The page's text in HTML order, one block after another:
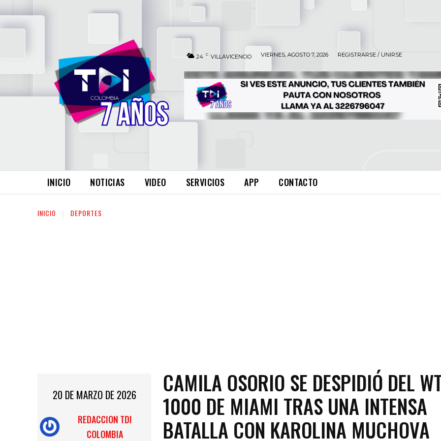
24 C VILLAVICENCIO VIERNES, AGOSTO 7, 2026 REGISTRARSE / UNIRSE
INICIO NOTICIAS VIDEO SERVICIOS APP CONTACTO
INICIO DEPORTES
20 DE MARZO DE 2026
REDACCION TDI
COLOMBIA
CAMILA OSORIO SE DESPIDIÓ DEL
1000 DE MIAMI TRAS UNA INTENSA
BATALLA CON KAROLINA MUCHOVA